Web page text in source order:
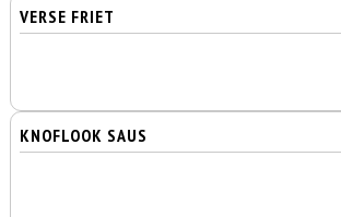
VERSE FRIET
KNOFLOOK SAUS